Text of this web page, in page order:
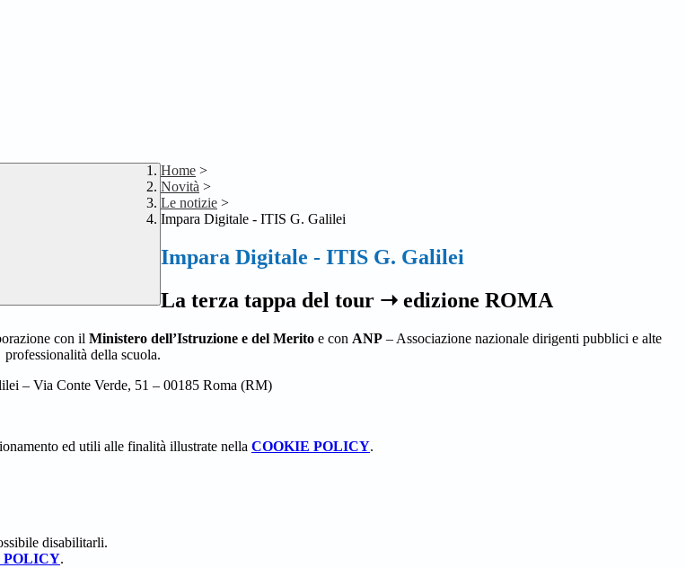
Home >
Novità >
Le notizie >
Impara Digitale - ITIS G. Galilei
Impara Digitale - ITIS G. Galilei
La terza tappa del tour ➝ edizione ROMA
con il Ministero dell’Istruzione e del Merito e con ANP – Associazione nazionale dirigenti pubblici e alte
professionalità della scuola.
– Via Conte Verde, 51 – 00185 Roma (RM)
ed utili alle finalità illustrate nella COOKIE POLICY.
disabilitarli.
POLICY.